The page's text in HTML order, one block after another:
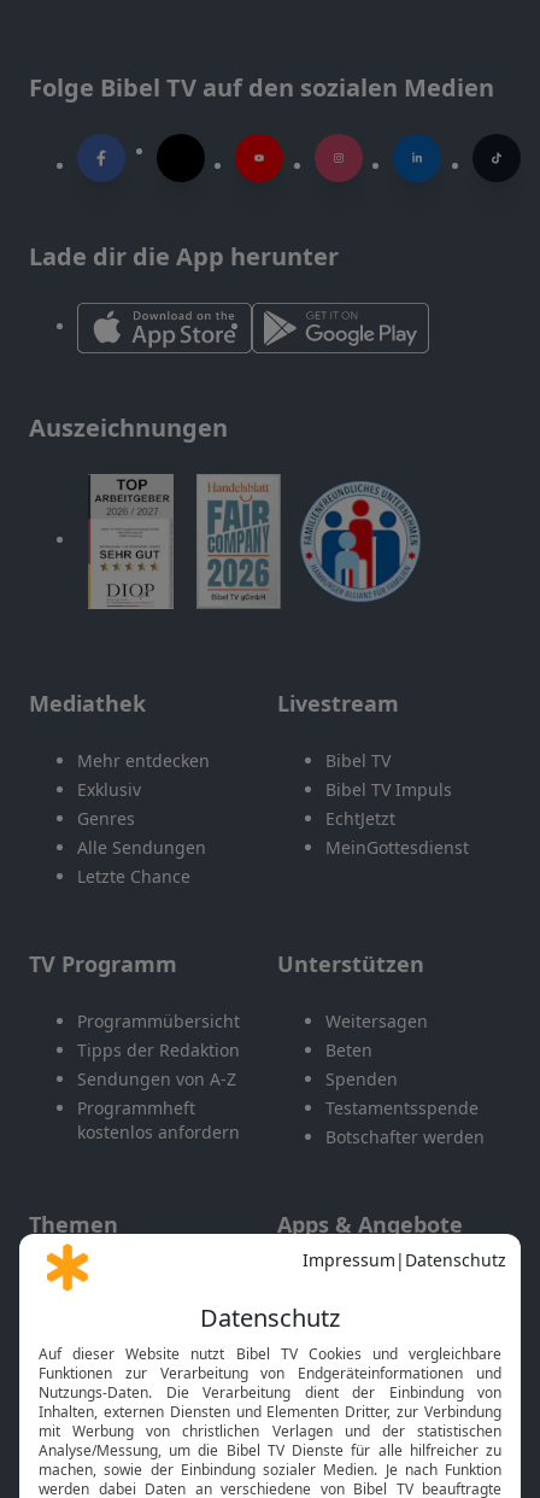
Folge Bibel TV auf den sozialen Medien
Lade dir die App herunter
Auszeichnungen
Mediathek
Mehr entdecken
Exklusiv
Genres
Alle Sendungen
Letzte Chance
Livestream
Bibel TV
Bibel TV Impuls
EchtJetzt
MeinGottesdienst
TV Programm
Programmübersicht
Tipps der Redaktion
Sendungen von A-Z
Programmheft
kostenlos anfordern
Unterstützen
Weitersagen
Beten
Spenden
Testamentsspende
Botschafter werden
Themen
Gott und Bibel erklärt
Neuigkeiten
Apps & Angebote
Mobile App
Smart TV
HbbTV
Bibelthek Online-Bibel
Nächster Gottesdienst